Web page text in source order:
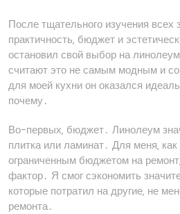
После тщательного изучения всех
практичность‚ бюджет и
остановил свой выбор на
считают это не самым модным и
для моей кухни он оказался
почему․
Во-первых‚ бюджет․ Линолеум
плитка или ламинат․ Для меня‚
ограниченным бюджетом на
фактор․ Я смог сэкономить
которые потратил на другие‚ не
ремонта․